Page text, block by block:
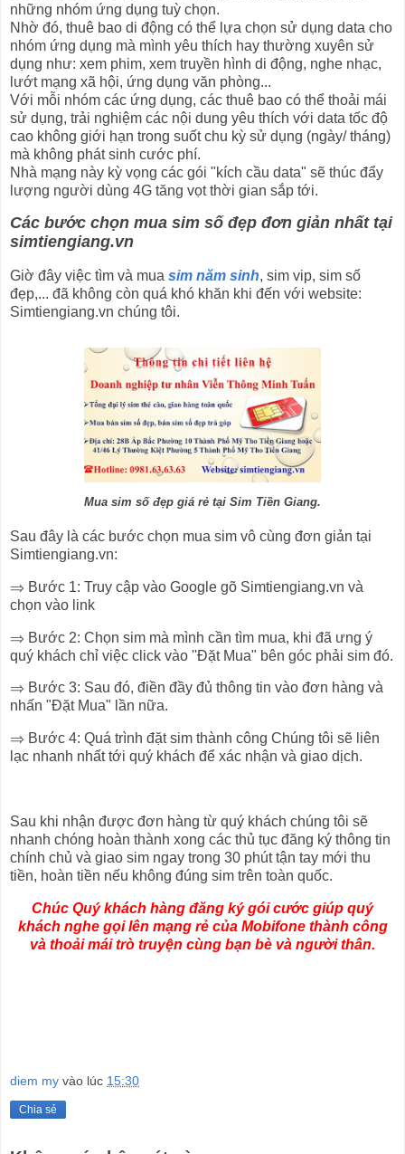
những nhóm ứng dụng tuỳ chọn.
Nhờ đó, thuê bao di động có thể lựa chọn sử dụng data cho
nhóm ứng dụng mà mình yêu thích hay thường xuyên sử
dụng như: xem phim, xem truyền hình di động, nghe nhạc,
lướt mạng xã hội, ứng dụng văn phòng...
Với mỗi nhóm các ứng dụng, các thuê bao có thể thoải mái
sử dụng, trải nghiệm các nội dung yêu thích với data tốc độ
cao không giới hạn trong suốt chu kỳ sử dụng (ngày/ tháng)
mà không phát sinh cước phí.
Nhà mạng này kỳ vọng các gói "kích cầu data" sẽ thúc đẩy
lượng người dùng 4G tăng vọt thời gian sắp tới.
Các bước chọn mua sim số đẹp đơn giản nhất tại
simtiengiang.vn
Giờ đây việc tìm và mua sim năm sinh, sim vip, sim số
đẹp,... đã không còn quá khó khăn khi đến với website:
Simtiengiang.vn chúng tôi.
Mua sim số đẹp giá rẻ tại Sim Tiền Giang.
Sau đây là các bước chọn mua sim vô cùng đơn giản tại
Simtiengiang.vn:
⇒ Bước 1: Truy cập vào Google gõ Simtiengiang.vn và
chọn vào link
⇒ Bước 2: Chọn sim mà mình cần tìm mua, khi đã ưng ý
quý khách chỉ việc click vào ''Đặt Mua" bên góc phải sim đó.
⇒ Bước 3: Sau đó, điền đầy đủ thông tin vào đơn hàng và
nhấn "Đặt Mua" lần nữa.
⇒ Bước 4: Quá trình đặt sim thành công Chúng tôi sẽ liên
lạc nhanh nhất tới quý khách để xác nhận và giao dịch.
Sau khi nhận được đơn hàng từ quý khách chúng tôi sẽ
nhanh chóng hoàn thành xong các thủ tục đăng ký thông tin
chính chủ và giao sim ngay trong 30 phút tận tay mới thu
tiền, hoàn tiền nếu không đúng sim trên toàn quốc.
Chúc Quý khách hàng đăng ký gói cước giúp quý
khách nghe gọi lên mạng rẻ của Mobifone thành công
và thoải mái trò truyện cùng bạn bè và người thân.
diem my vào lúc 15:30
Chia sẻ